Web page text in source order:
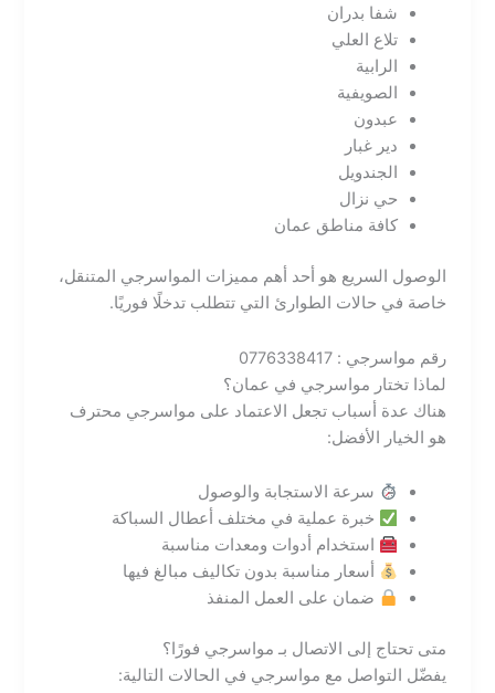
شفا بدران
تلاع العلي
الرابية
الصويفية
عبدون
دير غبار
الجندويل
حي نزال
كافة مناطق عمان
الوصول السريع هو أحد أهم مميزات المواسرجي المتنقل،
خاصة في حالات الطوارئ التي تتطلب تدخلًا فوريًا.
رقم مواسرجي : 0776338417
لماذا تختار مواسرجي في عمان؟
هناك عدة أسباب تجعل الاعتماد على مواسرجي محترف
هو الخيار الأفضل:
سرعة الاستجابة والوصول
خبرة عملية في مختلف أعطال السباكة
استخدام أدوات ومعدات مناسبة
أسعار مناسبة بدون تكاليف مبالغ فيها
ضمان على العمل المنفذ
متى تحتاج إلى الاتصال بـ مواسرجي فورًا؟
يفضّل التواصل مع مواسرجي في الحالات التالية: